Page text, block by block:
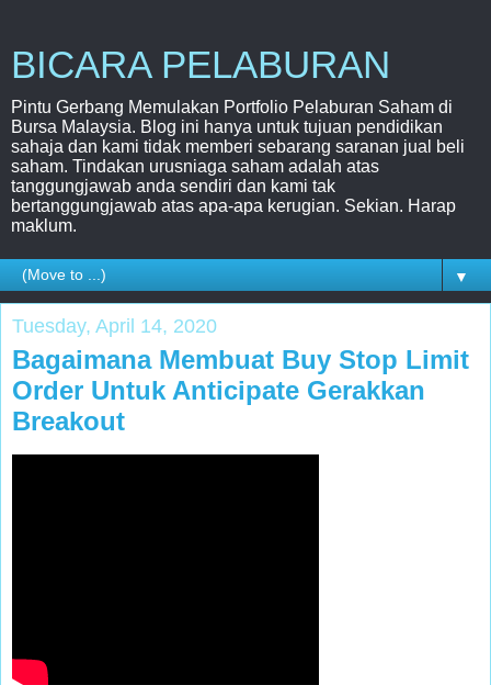
BICARA PELABURAN
Pintu Gerbang Memulakan Portfolio Pelaburan Saham di
Bursa Malaysia. Blog ini hanya untuk tujuan pendidikan
sahaja dan kami tidak memberi sebarang saranan jual beli
saham. Tindakan urusniaga saham adalah atas
tanggungjawab anda sendiri dan kami tak
bertanggungjawab atas apa-apa kerugian. Sekian. Harap
maklum.
▼
Tuesday, April 14, 2020
Bagaimana Membuat Buy Stop Limit
Order Untuk Anticipate Gerakkan
Breakout